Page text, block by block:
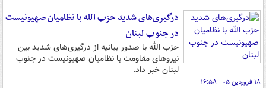
درگیری‌های شدید حزب الله با نظامیان صهیونیست
در جنوب لبنان
حزب الله با صدور بیانیه از درگیری‌های شدید بین
نیروهای مقاومت با نظامیان صهیونیست در جنوب
لبنان خبر داد.
۱۸ فروردین ۰۵ - ۱۶:۵۸